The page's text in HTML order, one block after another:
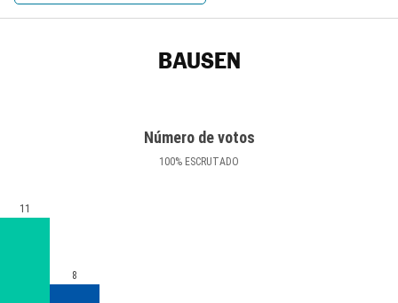
BAUSEN
Número de votos
100% ESCRUTADO
11
8